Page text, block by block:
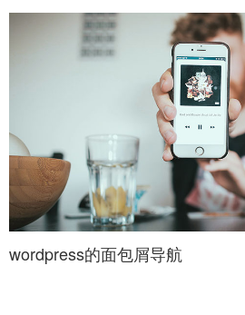
wordpress的面包屑导航